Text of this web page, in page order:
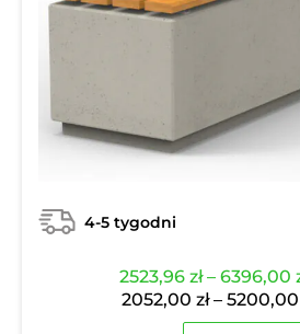
4-5 tygodni
2523,96 zł – 6396,00
2052,00 zł – 5200,00